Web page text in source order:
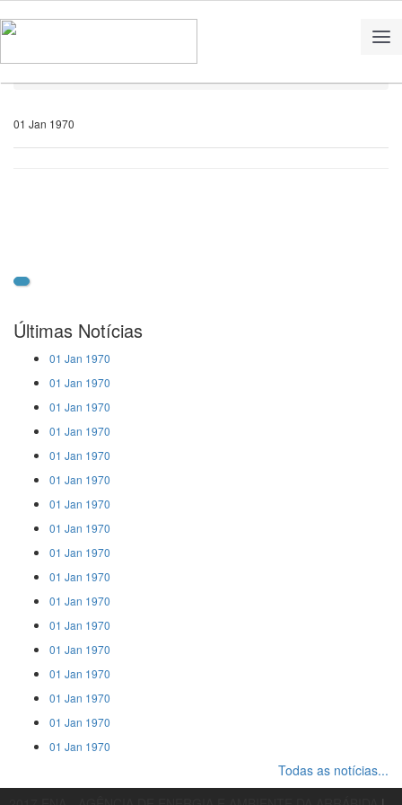
01 Jan 1970
Últimas Notícias
01 Jan 1970
01 Jan 1970
01 Jan 1970
01 Jan 1970
01 Jan 1970
01 Jan 1970
01 Jan 1970
01 Jan 1970
01 Jan 1970
01 Jan 1970
01 Jan 1970
01 Jan 1970
01 Jan 1970
01 Jan 1970
01 Jan 1970
01 Jan 1970
01 Jan 1970
Todas as notícias...